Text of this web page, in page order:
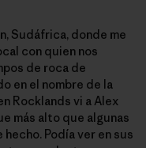
Sudáfrica, donde me
con quien nos
de roca de
en el nombre de la
Rocklands vi a Alex
más alto que algunas
Podía ver en sus